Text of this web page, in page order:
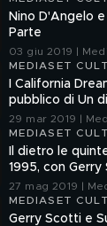
Nino D'Angelo
Parte
03 giu 2019 |
MEDIASET CULT
I California
pubblico di Un
29 mar 2019 |
MEDIASET CULT
Il dietro le
1995, con
27 mag 2019 |
MEDIASET CULT
Gerry Scotti e